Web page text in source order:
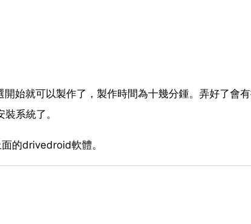
就可以製作了，製作時間為十幾分鍾。弄好了會有
系統了。
的drivedroid軟體。